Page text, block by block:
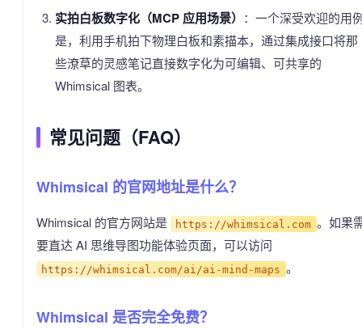
实拍白板数字化（MCP 应用场景） ：一个深受欢迎的用
是，利用手机拍下物理白板和素描本，通过集成接口将那
些潦草的灵感笔记直接数字化为可编辑、可共享的
Whimsical 图表。
常见问题（FAQ）
Whimsical 的官网地址是什么？
Whimsical 的官方网站是 https://whimsical.com 。如果
要直达 AI 思维导图功能体验页面，可以访问
https://whimsical.com/ai/ai-mind-maps 。
Whimsical 是否完全免费？